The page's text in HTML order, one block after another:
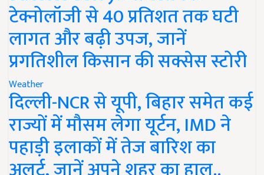
टेक्नोलॉजी से 40 प्रतिशत तक घटी
लागत और बढ़ी उपज, जानें
प्रगतिशील किसान की सक्सेस स्टोरी
Weather
दिल्ली-NCR से यूपी, बिहार समेत कई
राज्यों में मौसम लेगा यूर्टन, IMD ने
पहाड़ी इलाकों में तेज बारिश का